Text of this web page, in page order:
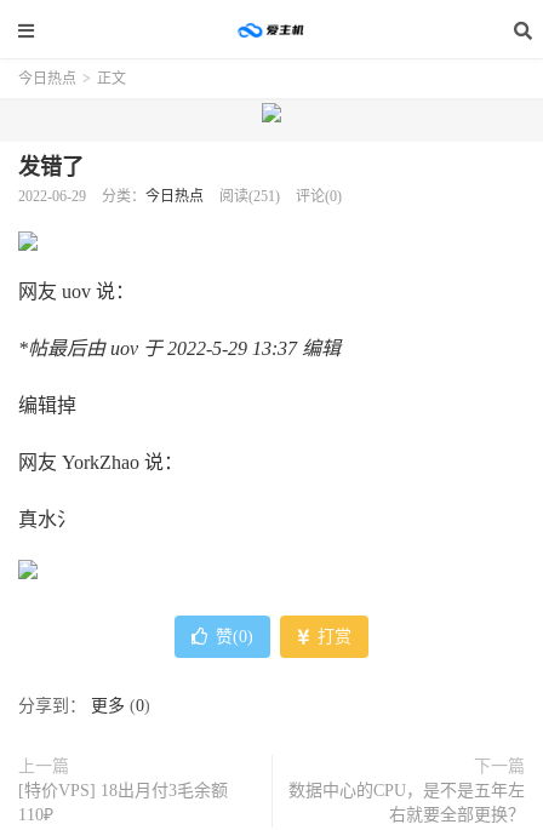
今日热点 > 正文
发错了
2022-06-29 分类： 今日热点 阅读(251) 评论(0)
网友 uov 说：
*帖最后由 uov 于 2022-5-29 13:37 编辑
编辑掉
网友 YorkZhao 说：
真水氵
赞(0) 打赏
分享到： 更多 (0)
上一篇
[特价VPS] 18出月付3毛余额
110₽
下一篇
数据中心的CPU，是不是五年左
右就要全部更换？